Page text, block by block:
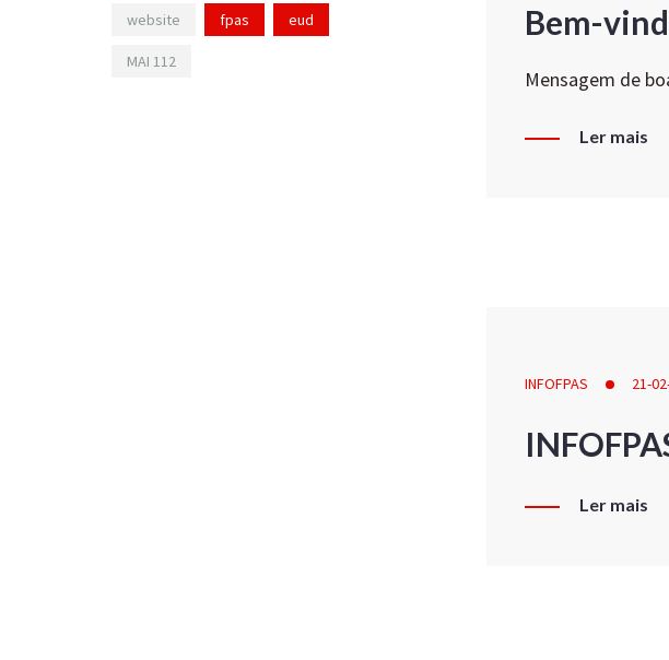
Bem-
Mensagem de
Ler mais
INFOFPAS 21-
Ler mais
website fpas eud
MAI 112